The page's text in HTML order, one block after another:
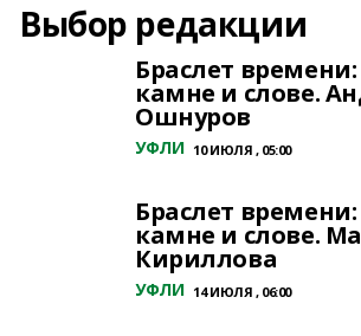
Выбор редакции
Браслет
камне и слове.
Ошнуров
УФЛИ 10 ИЮЛЯ , 05:00
Браслет
камне и слове.
Кириллова
УФЛИ 14 ИЮЛЯ , 06:00